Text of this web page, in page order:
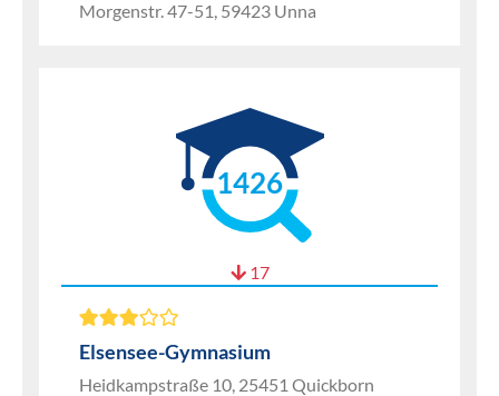
Morgenstr. 47-51, 59423 Unna
1426
17
Elsensee-Gymnasium
Heidkampstraße 10, 25451 Quickborn